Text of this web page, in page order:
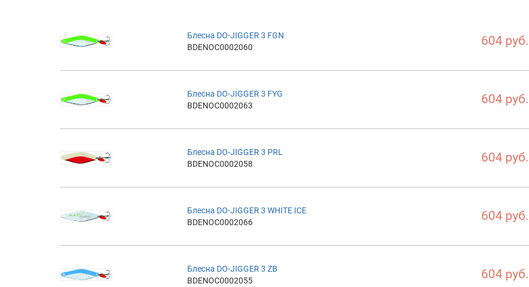
Блесна DO-JIGGER 3 FGN
BDENOC0002060
604 руб.
Блесна DO-JIGGER 3 FYG
BDENOC0002063
604 руб.
Блесна DO-JIGGER 3 PRL
BDENOC0002058
604 руб.
Блесна DO-JIGGER 3 WHITE ICE
BDENOC0002066
604 руб.
Блесна DO-JIGGER 3 ZB
BDENOC0002055
604 руб.